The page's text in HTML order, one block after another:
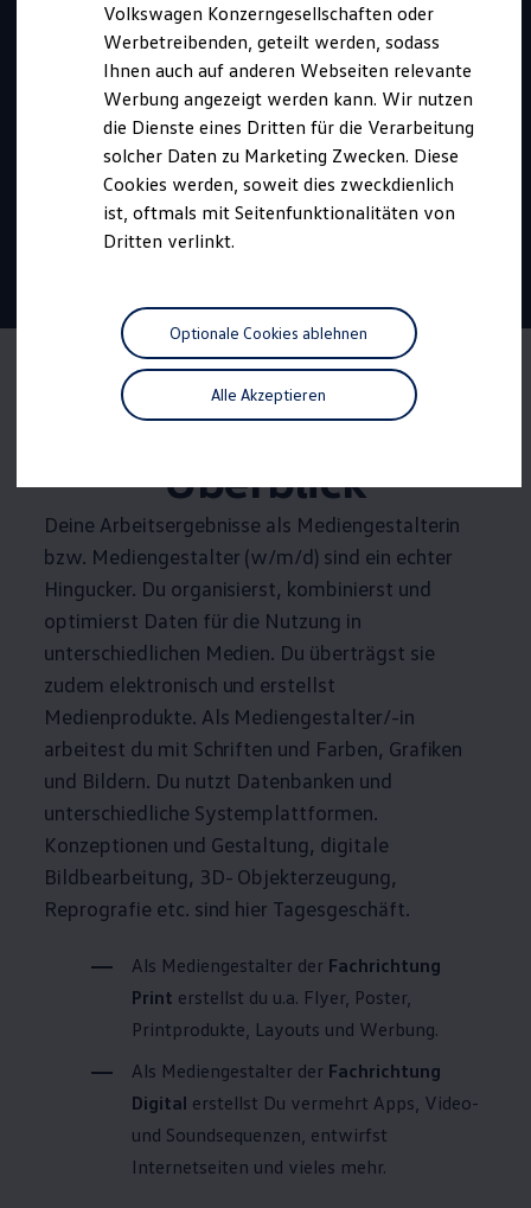
Diese Ausbildung bieten wir an in:
Wolfsburg
Bewerbungszeitraum:
01.08.2026 bis 30.04.2027
Beginn:September 2027
Dauer:3 Jahre
Vergütungab 1.327 €
Die Ausbildung im
Überblick
Deine Arbeitsergebnisse als Mediengestalterin
bzw. Mediengestalter (w/m/d) sind ein echter
Hingucker. Du organisierst, kombinierst und
optimierst Daten für die Nutzung in
unterschiedlichen Medien. Du überträgst sie
zudem elektronisch und erstellst
Medienprodukte. Als Mediengestalter/-in
arbeitest du mit Schriften und Farben, Grafiken
und Bildern. Du nutzt Datenbanken und
unterschiedliche Systemplattformen.
Konzeptionen und Gestaltung, digitale
Bildbearbeitung, 3D- Objekterzeugung,
Reprografie etc. sind hier Tagesgeschäft.
Als Mediengestalter der Fachrichtung
Print erstellst du u.a. Flyer, Poster,
Printprodukte, Layouts und Werbung.
Als Mediengestalter der Fachrichtung
Digital erstellst Du vermehrt Apps, Video-
und Soundsequenzen, entwirfst
Internetseiten und vieles mehr.
Volkswagen Konzerngesellschaften oder
Werbetreibenden, geteilt werden, sodass
Ihnen auch auf anderen Webseiten relevante
Werbung angezeigt werden kann. Wir nutzen
die Dienste eines Dritten für die Verarbeitung
solcher Daten zu Marketing Zwecken. Diese
Cookies werden, soweit dies zweckdienlich
ist, oftmals mit Seitenfunktionalitäten von
Dritten verlinkt.
Alle Akzeptieren
Optionale Cookies ablehnen